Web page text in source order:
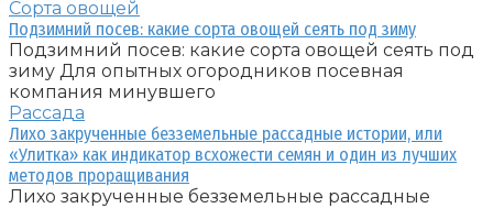
Сорта овощей
Подзимний посев: какие сорта овощей сеять под зиму
Подзимний посев: какие сорта овощей сеять под
зиму Для опытных огородников посевная
компания минувшего
Рассада
Лихо закрученные безземельные рассадные истории, или
«Улитка» как индикатор всхожести семян и один из лучших
методов проращивания
Лихо закрученные безземельные рассадные